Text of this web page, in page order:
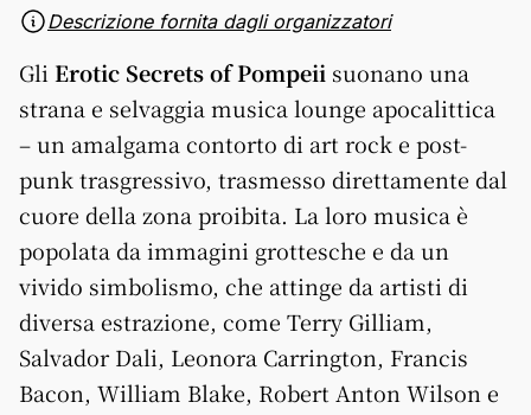
Descrizione fornita dagli organizzatori
Gli Erotic Secrets of Pompeii suonano una
strana e selvaggia musica lounge apocalittica
– un amalgama contorto di art rock e post-
punk trasgressivo, trasmesso direttamente dal
cuore della zona proibita. La loro musica è
popolata da immagini grottesche e da un
vivido simbolismo, che attinge da artisti di
diversa estrazione, come Terry Gilliam,
Salvador Dali, Leonora Carrington, Francis
Bacon, William Blake, Robert Anton Wilson e